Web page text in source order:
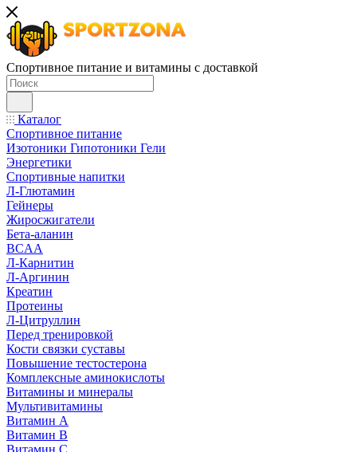
Спортивное питание и витамины с доставкой
Каталог
Спортивное питание
Изотоники Гипотоники Гели
Энергетики
Спортивные напитки
Л-Глютамин
Гейнеры
Жиросжигатели
Бета-аланин
BCAA
Л-Карнитин
Л-Аргинин
Креатин
Протеины
Л-Цитруллин
Перед тренировкой
Кости связки суставы
Повышение тестостерона
Комплексные аминокислоты
Витамины и минералы
Мультивитамины
Витамин A
Витамин B
Витамин C